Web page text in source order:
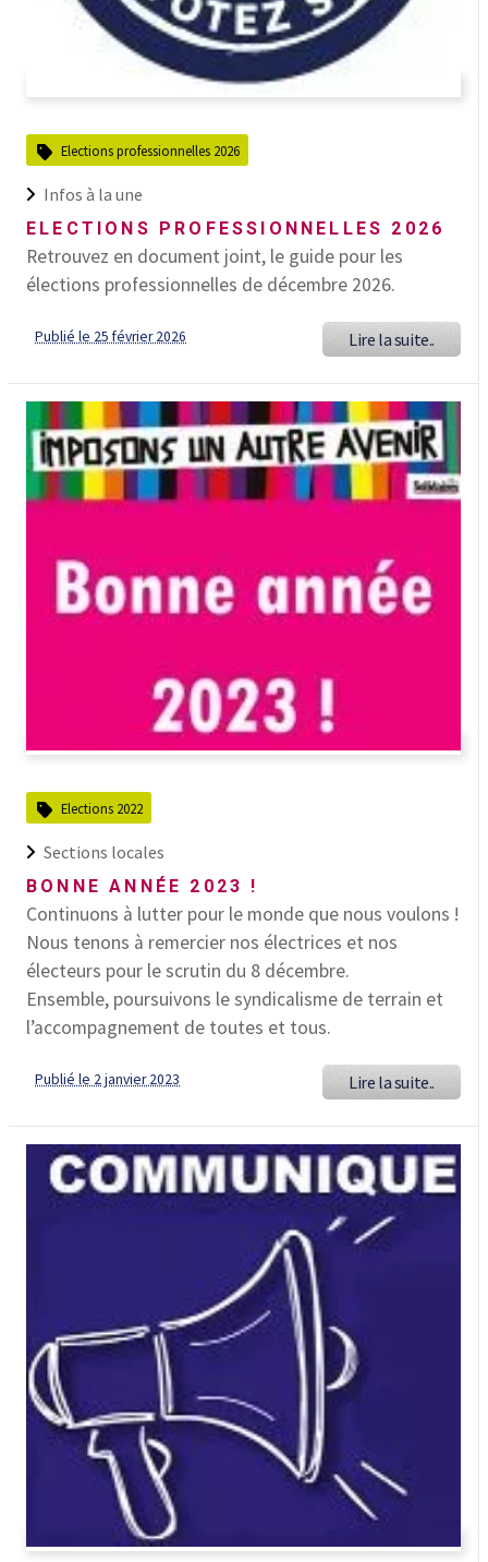
Elections professionnelles 2026
Infos à la une
ELECTIONS PROFESSIONNELLES 2026
Retrouvez en document joint, le guide pour les
élections professionnelles de décembre 2026.
Publié le 25 février 2026 Lire la suite..
Elections 2022
Sections locales
BONNE ANNÉE 2023 !
Continuons à lutter pour le monde que nous voulons !
Nous tenons à remercier nos électrices et nos
électeurs pour le scrutin du 8 décembre.
Ensemble, poursuivons le syndicalisme de terrain et
l’accompagnement de toutes et tous.
Publié le 2 janvier 2023 Lire la suite..